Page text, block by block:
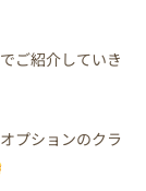
ご紹介していき
プションのクラ